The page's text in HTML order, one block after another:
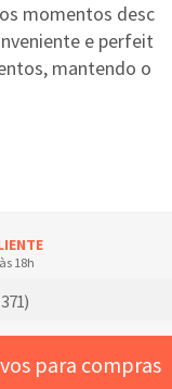
momentos desc
e perfeit
mantendo o
18h
para compras